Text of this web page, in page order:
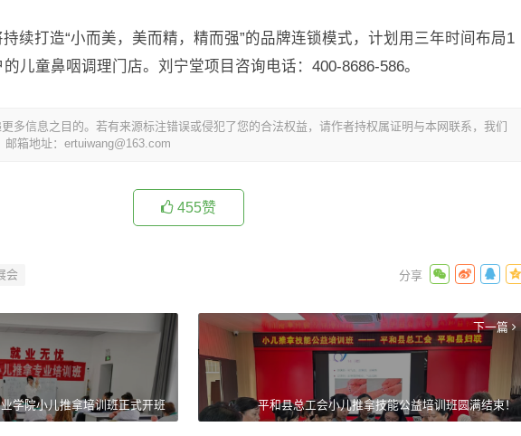
续打造“小而美，美而精，精而强”的品牌连锁模式，计划用三年时间布局1
儿童鼻咽调理门店。刘宁堂项目咨询电话：400-8686-586。
多信息之目的。若有来源标注错误或侵犯了您的合法权益，请作者持权属证明与本网联系，我们
箱地址：ertuiwang@163.com
455赞
会
学院小儿推拿培训班正式开班
下一篇
平和县总工会小儿推拿技能公益培训班圆满结束！